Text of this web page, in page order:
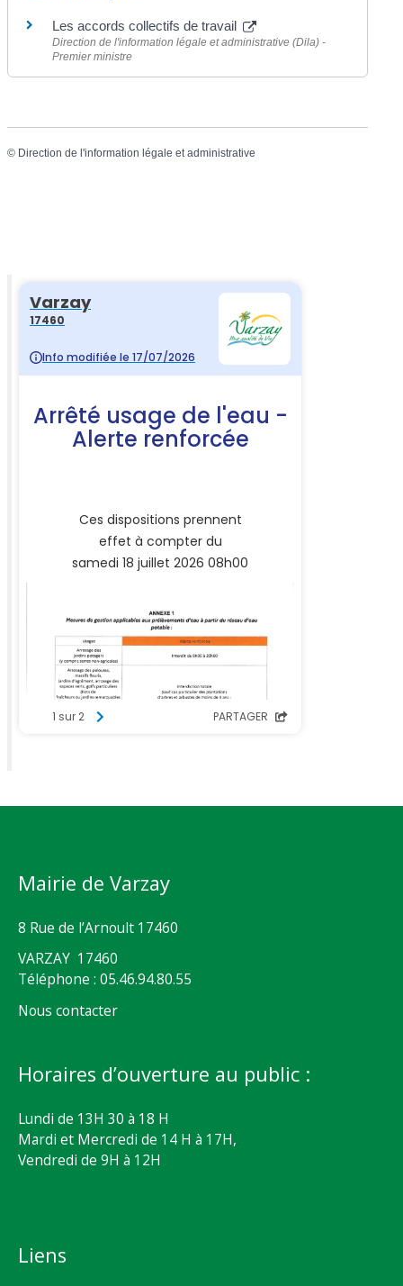
Les accords collectifs de travail
Direction de l'information légale et administrative (Dila) -
Premier ministre
© Direction de l'information légale et administrative
Mairie de Varzay
8 Rue de l’Arnoult 17460
VARZAY 17460
Téléphone : 05.46.94.80.55
Nous contacter
Horaires d’ouverture au public :
Lundi de 13H 30 à 18 H
Mardi et Mercredi de 14 H à 17H,
Vendredi de 9H à 12H
Liens